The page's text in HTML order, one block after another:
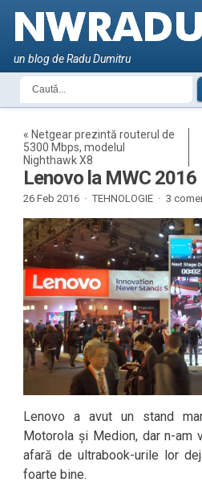
un blog de Radu Dumitru
« Netgear prezintă routerul de
5300 Mbps, modelul
Nighthawk X8
Lenovo la MWC 2016
26 Feb 2016 · TEHNOLOGIE · 3
Lenovo a avut un stand
Motorola și Medion, dar n-am
afară de ultrabook-urile lor
foarte bine.